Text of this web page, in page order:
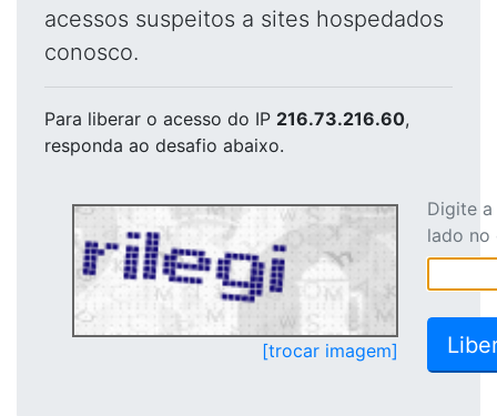
acessos suspeitos a sites hospedados
conosco.
Para liberar o acesso do IP 216.73.216.60,
responda ao desafio abaixo.
[trocar imagem]
Digite
lado no